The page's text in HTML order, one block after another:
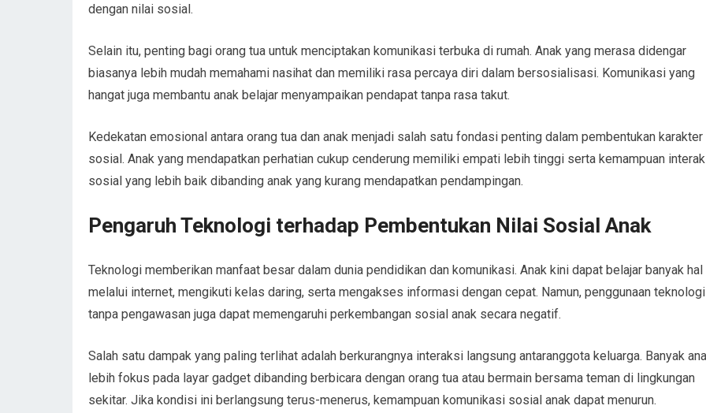
dengan nilai sosial.
Selain itu, penting bagi orang tua untuk menciptakan komunikasi terbuka di rumah. Anak yang merasa didengar
biasanya lebih mudah memahami nasihat dan memiliki rasa percaya diri dalam bersosialisasi. Komunikasi yang
hangat juga membantu anak belajar menyampaikan pendapat tanpa rasa takut.
Kedekatan emosional antara orang tua dan anak menjadi salah satu fondasi penting dalam pembentukan karakter
sosial. Anak yang mendapatkan perhatian cukup cenderung memiliki empati lebih tinggi serta kemampuan
sosial yang lebih baik dibanding anak yang kurang mendapatkan pendampingan.
Pengaruh Teknologi terhadap Pembentukan Nilai Sosial Anak
Teknologi memberikan manfaat besar dalam dunia pendidikan dan komunikasi. Anak kini dapat belajar banyak hal
melalui internet, mengikuti kelas daring, serta mengakses informasi dengan cepat. Namun, penggunaan teknologi
tanpa pengawasan juga dapat memengaruhi perkembangan sosial anak secara negatif.
Salah satu dampak yang paling terlihat adalah berkurangnya interaksi langsung antaranggota keluarga. Banyak
lebih fokus pada layar gadget dibanding berbicara dengan orang tua atau bermain bersama teman di lingkungan
sekitar. Jika kondisi ini berlangsung terus-menerus, kemampuan komunikasi sosial anak dapat menurun.